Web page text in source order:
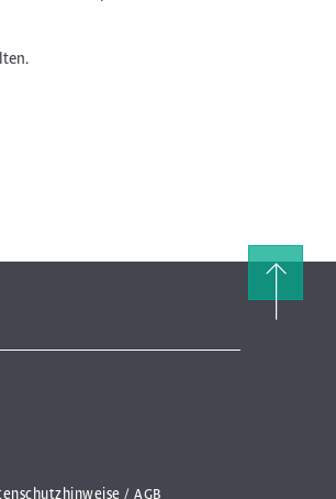
AGB